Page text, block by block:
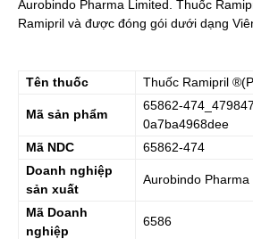
Aurobindo Pharma Limited. Thuốc
Ramipril và được đóng gói dưới dạng
Tên thuốc Thuốc Ramipril
Mã sản phẩm
65862-
0a7ba4968dee
Mã NDC
65862-474
Doanh nghiệp
sản xuất
Aurobindo Pharma
Mã Doanh
nghiệp
6586